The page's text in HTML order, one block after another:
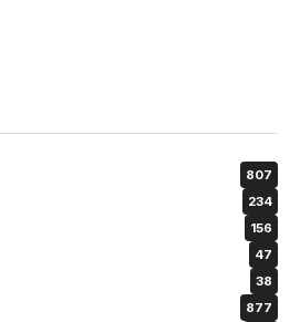
807
234
156
47
38
877